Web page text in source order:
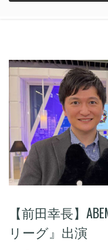
【前田幸長】
リーグ』出演